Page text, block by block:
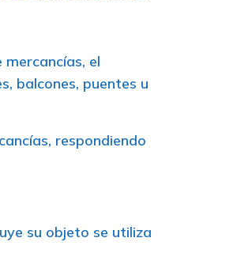
el
balcones, puentes u
respondiendo
su objeto se utiliza